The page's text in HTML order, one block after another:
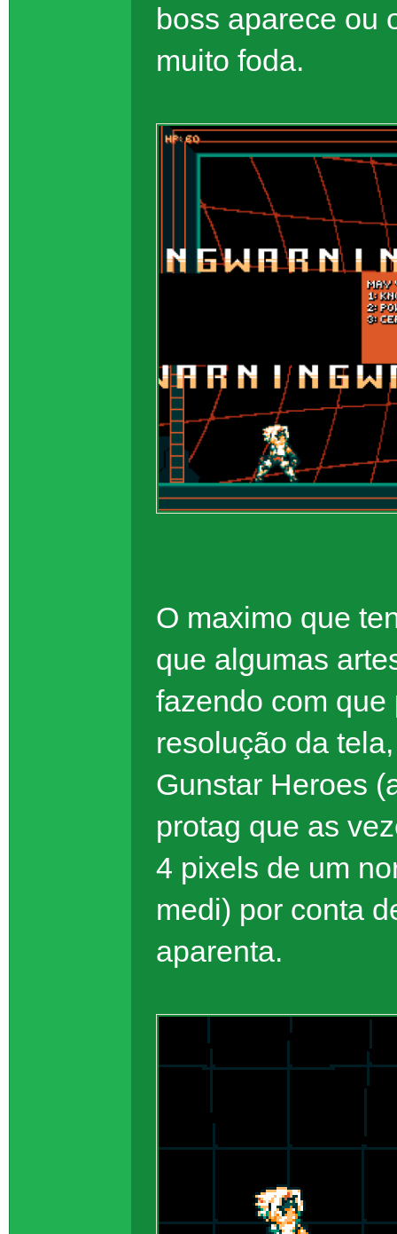
boss aparece ou
muito foda.
O maximo que
que algumas
fazendo com
resolução da
Gunstar Heroes
protag que as
4 pixels de um
medi) por conta
aparenta.